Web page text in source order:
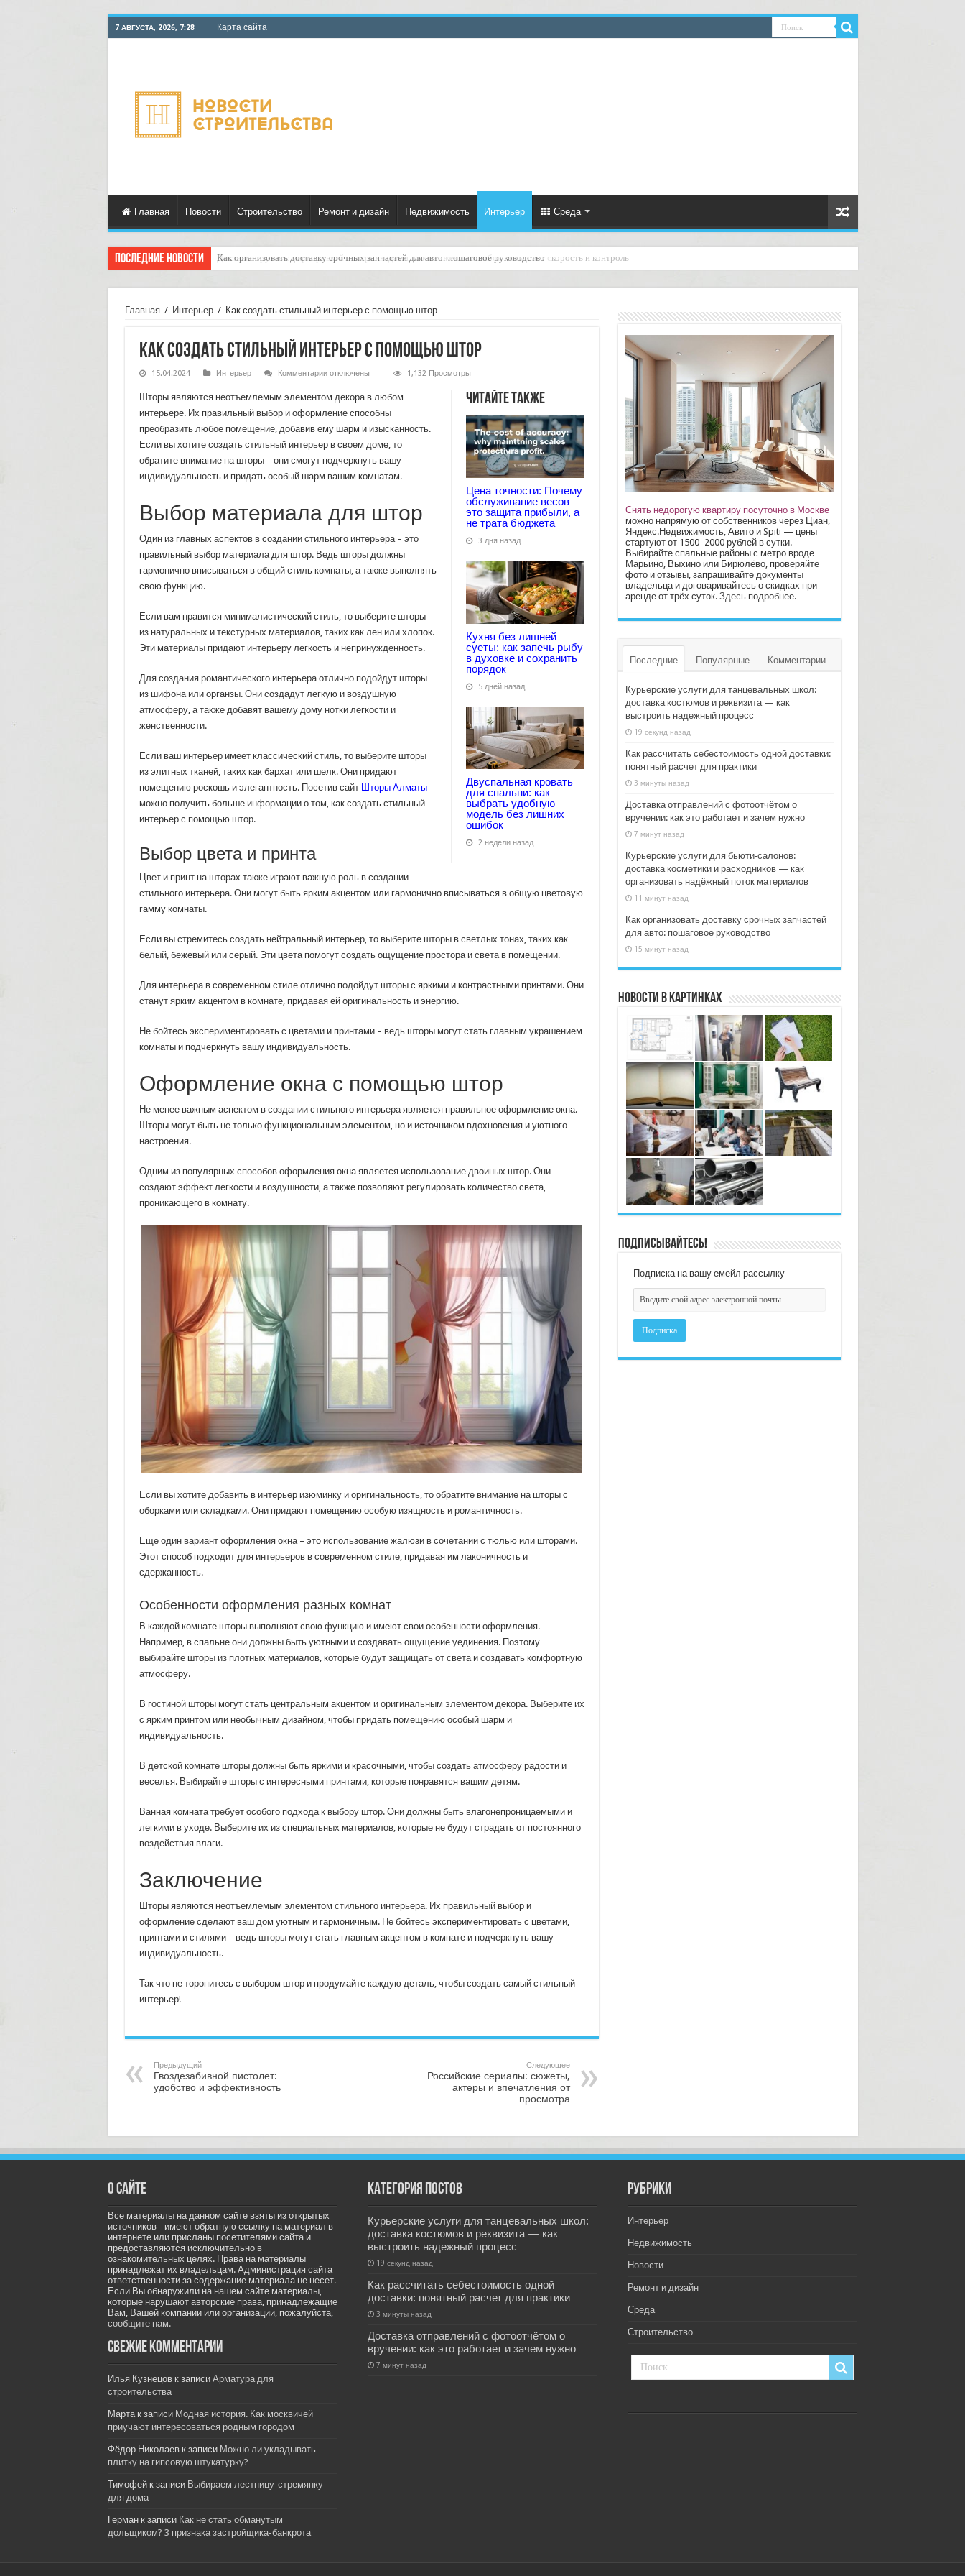
7 АВГУСТА, 2026, 7:28 Карта сайта
Главная Новости Строительство Ремонт и дизайн Недвижимость Интерьер Среда
Последние новости Доставка грузов с маркировкой и штрихкодами: как снижение ошибок повышает скорость и контроль
Главная / Интерьер / Как создать стильный интерьер с помощью штор
Как создать стильный интерьер с помощью штор
15.04.2024 Интерьер Комментариик
создать
стильный
интерьер
с
штор
отключены 1,132 Просмотры
Читайте также
Цена точности: Почему
обслуживание весов —
это защита прибыли, а
не трата бюджета
3 дня назад
Кухня без лишней
суеты: как запечь рыбу
в духовке и сохранить
порядок
5 дней назад
Двуспальная кровать
для спальни: как
выбрать удобную
модель без лишних
ошибок
2 недели назад
Шторы являются неотъемлемым элементом декора в любом
интерьере. Их правильный выбор и оформление способны
преобразить любое помещение, добавив ему шарм и изысканность.
Если вы хотите создать стильный интерьер в своем доме, то
обратите внимание на шторы – они смогут подчеркнуть вашу
индивидуальность и придать особый шарм вашим комнатам.
Выбор материала для штор
Один из главных аспектов в создании стильного интерьера – это
правильный выбор материала для штор. Ведь шторы должны
гармонично вписываться в общий стиль комнаты, а также выполнять
свою функцию.
Если вам нравится минималистический стиль, то выберите шторы
из натуральных и текстурных материалов, таких как лен или хлопок.
Эти материалы придают интерьеру легкость и непринужденность.
Для создания романтического интерьера отлично подойдут шторы
из шифона или органзы. Они создадут легкую и воздушную
атмосферу, а также добавят вашему дому нотки легкости и
женственности.
Если ваш интерьер имеет классический стиль, то выберите шторы
из элитных тканей, таких как бархат или шелк. Они придают
помещению роскошь и элегантность. Посетив сайт Шторы Алматы
можно получить больше информации о том, как создать стильный
интерьер с помощью штор.
Выбор цвета и принта
Цвет и принт на шторах также играют важную роль в создании
стильного интерьера. Они могут быть ярким акцентом или гармонично вписываться в общую цветовую
гамму комнаты.
Если вы стремитесь создать нейтральный интерьер, то выберите шторы в светлых тонах, таких как
белый, бежевый или серый. Эти цвета помогут создать ощущение простора и света в помещении.
Для интерьера в современном стиле отлично подойдут шторы с яркими и контрастными принтами. Они
станут ярким акцентом в комнате, придавая ей оригинальность и энергию.
Не бойтесь экспериментировать с цветами и принтами – ведь шторы могут стать главным украшением
комнаты и подчеркнуть вашу индивидуальность.
Оформление окна с помощью штор
Не менее важным аспектом в создании стильного интерьера является правильное оформление окна.
Шторы могут быть не только функциональным элементом, но и источником вдохновения и уютного
настроения.
Одним из популярных способов оформления окна является использование двоиных штор. Они
создают эффект легкости и воздушности, а также позволяют регулировать количество света,
проникающего в комнату.
Если вы хотите добавить в интерьер изюминку и оригинальность, то обратите внимание на шторы с
оборками или складками. Они придают помещению особую изящность и романтичность.
Еще один вариант оформления окна – это использование жалюзи в сочетании с тюлью или шторами.
Этот способ подходит для интерьеров в современном стиле, придавая им лаконичность и
сдержанность.
Особенности оформления разных комнат
В каждой комнате шторы выполняют свою функцию и имеют свои особенности оформления.
Например, в спальне они должны быть уютными и создавать ощущение уединения. Поэтому
выбирайте шторы из плотных материалов, которые будут защищать от света и создавать комфортную
атмосферу.
В гостиной шторы могут стать центральным акцентом и оригинальным элементом декора. Выберите их
с ярким принтом или необычным дизайном, чтобы придать помещению особый шарм и
индивидуальность.
В детской комнате шторы должны быть яркими и красочными, чтобы создать атмосферу радости и
веселья. Выбирайте шторы с интересными принтами, которые понравятся вашим детям.
Ванная комната требует особого подхода к выбору штор. Они должны быть влагонепроницаемыми и
легкими в уходе. Выберите их из специальных материалов, которые не будут страдать от постоянного
воздействия влаги.
Заключение
Шторы являются неотъемлемым элементом стильного интерьера. Их правильный выбор и
оформление сделают ваш дом уютным и гармоничным. Не бойтесь экспериментировать с цветами,
принтами и стилями – ведь шторы могут стать главным акцентом в комнате и подчеркнуть вашу
индивидуальность.
Так что не торопитесь с выбором штор и продумайте каждую деталь, чтобы создать самый стильный
интерьер!
Предыдущий
Гвоздезабивной пистолет:
удобство и эффективность
Следующее
Российские сериалы: сюжеты,
актеры и впечатления от
просмотра
Снять недорогую квартиру посуточно в Москве
можно напрямую от собственников через Циан,
Яндекс.Недвижимость, Авито и Spiti — цены
стартуют от 1500–2000 рублей в сутки.
Выбирайте спальные районы с метро вроде
Марьино, Выхино или Бирюлёво, проверяйте
фото и отзывы, запрашивайте документы
владельца и договаривайтесь о скидках при
аренде от трёх суток. Здесьподробнее.
Последние Популярные Комментарии
Курьерские услуги для танцевальных школ:
доставка костюмов и реквизита — как
выстроить надежный процесс
19 секунд назад
Как рассчитать себестоимость одной доставки:
понятный расчет для практики
3 минуты назад
Доставка отправлений с фотоотчётом о
вручении: как это работает и зачем нужно
7 минут назад
Курьерские услуги для бьюти‑салонов:
доставка косметики и расходников — как
организовать надёжный поток материалов
11 минут назад
Как организовать доставку срочных запчастей
для авто: пошаговое руководство
15 минут назад
Новости в картинках
Подписывайтесь!
Подписка на вашу емейл рассылку
О сайте
Все материалы на данном сайте взяты из открытых
источников - имеют обратную ссылку на материал в
интернете или присланы посетителями сайта и
предоставляются исключительно в
ознакомительных целях. Права на материалы
принадлежат их владельцам. Администрация сайта
ответственности за содержание материала не несет.
Если Вы обнаружили на нашем сайте материалы,
которые нарушают авторские права, принадлежащие
Вам, Вашей компании или организации, пожалуйста,
сообщите нам.
Свежие комментарии
Илья Кузнецовк записи Арматура для
строительства
Мартак записи Модная история. Как москвичей
приучают интересоваться родным городом
Фёдор Николаевк записи Можно ли укладывать
плитку на гипсовую штукатурку?
Тимофейк записи Выбираем лестницу-стремянку
для дома
Германк записи Как не стать обманутым
дольщиком? 3 признака застройщика-банкрота
Категория постов
Курьерские услуги для танцевальных школ:
доставка костюмов и реквизита — как
выстроить надежный процесс
19 секунд назад
Как рассчитать себестоимость одной
доставки: понятный расчет для практики
3 минуты назад
Доставка отправлений с фотоотчётом о
вручении: как это работает и зачем нужно
7 минут назад
РУбрики
Интерьер
Недвижимость
Новости
Ремонт и дизайн
Среда
Строительство